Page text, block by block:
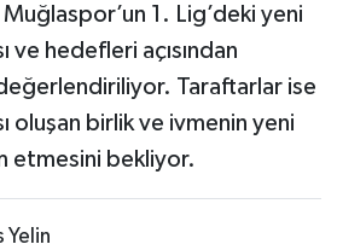
Muğlaspor’un 1. Lig’deki yeni
ve hedefleri açısından
Taraftarlar ise
oluşan birlik ve ivmenin yeni
etmesini bekliyor.
Yelin